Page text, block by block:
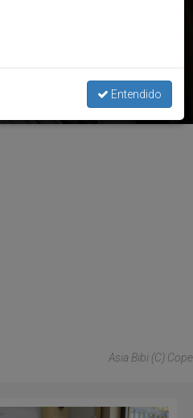
ministro de Pakistán
Asia Bibi (C) Cope
Entendido